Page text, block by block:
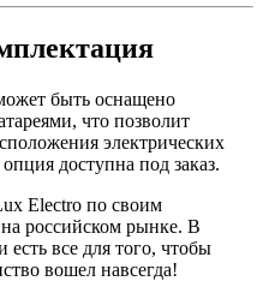
быть оснащено
что позволит
электрических
доступна под заказ.
Electro по своим
российском рынке. В
все для того, чтобы
вошел навсегда!